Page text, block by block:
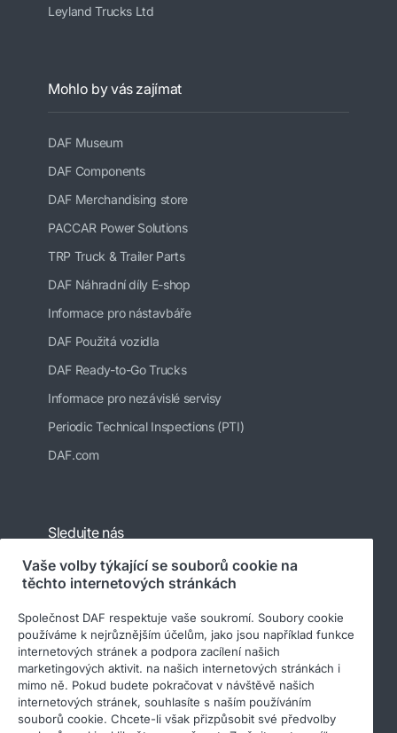
Leyland Trucks Ltd
Mohlo by vás zajímat
DAF Museum
DAF Components
DAF Merchandising store
PACCAR Power Solutions
TRP Truck & Trailer Parts
DAF Náhradní díly E-shop
Informace pro nástavbáře
DAF Použitá vozidla
DAF Ready-to-Go Trucks
Informace pro nezávislé servisy
Periodic Technical Inspections (PTI)
DAF.com
Sledujte nás
© 2026 DAF
Právní upozornění
Vaše volby týkající se souborů cookie na
těchto internetových stránkách
Společnost DAF respektuje vaše soukromí. Soubory cookie
používáme k nejrůznějším účelům, jako jsou například funkce
internetových stránek a podpora zacílení našich
marketingových aktivit. na našich internetových stránkách i
mimo ně. Pokud budete pokračovat v návštěvě našich
internetových stránek, souhlasíte s naším používáním
souborů cookie. Chcete-li však přizpůsobit své předvolby